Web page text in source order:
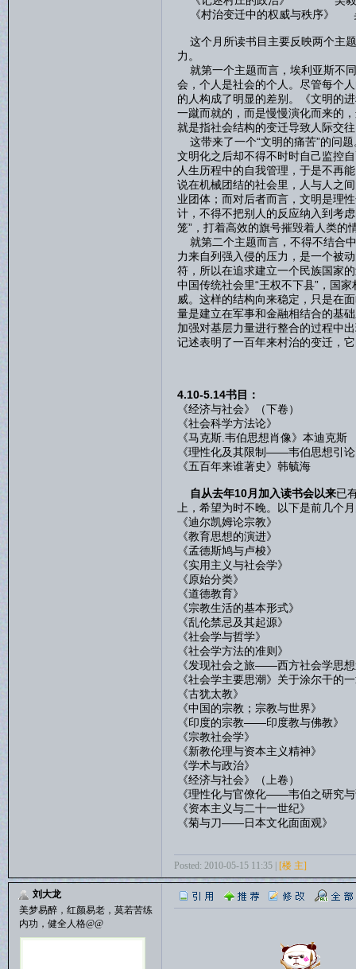
《村治变迁中的权威与秩序》
这个月所读书目主要反映两个主
力。
就第一个主题而言，埃利亚斯不
会，个人是社会的个人。尽管每个
的人构成了明显的差别。《文明的
一蹴而就的，而是慢慢演化而来的
就是指社会结构的变迁导致人际交
这带来了一个“文明的痛苦”的问
文明化之后却不得不时时自己监控
人生历程中的自我管理，于是不再
说在机械团结的社会里，人与人之
业团体；而对后者而言，文明是理
计，不得不把别人的反应纳入到考
笼”，打着高效的旗号摧毁着人类的
就第二个主题而言，不得不结合
力来自列强入侵的压力，是一个被
符，所以在追求建立一个民族国家
中国传统社会里“王权不下县”，国
威。这样的结构向来稳定，只是在
量是建立在军事和金融相结合的基
加强对基层力量进行整合的过程中
记述表明了一百年来村治的变迁，
4.10-5.14书目：
《经济与社会》（下卷）
《社会科学方法论》
《马克斯.韦伯思想肖像》本迪克斯
《理性化及其限制——韦伯思想引
《五百年来谁著史》韩毓海
自从去年10月加入读书会以来已
上，希望为时不晚。以下是前几个
《迪尔凯姆论宗教》
《教育思想的演进》
《孟德斯鸠与卢梭》
《实用主义与社会学》
《原始分类》
《道德教育》
《宗教生活的基本形式》
《乱伦禁忌及其起源》
《社会学与哲学》
《社会学方法的准则》
《发现社会之旅——西方社会学思
《社会学主要思潮》关于涂尔干的
《古犹太教》
《中国的宗教；宗教与世界》
《印度的宗教——印度教与佛教》
《宗教社会学》
《新教伦理与资本主义精神》
《学术与政治》
《经济与社会》（上卷）
《理性化与官僚化——韦伯之研究
《资本主义与二十一世纪》
《菊与刀——日本文化面面观》
Posted: 2010-05-15 11:35 | [楼 主]
刘大龙
美梦易醉，红颜易老，莫若苦练
内功，健全人格@@